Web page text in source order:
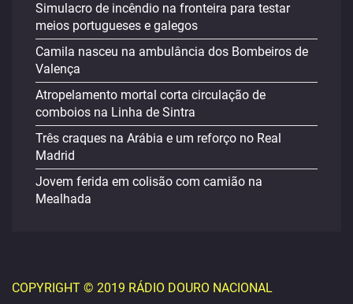
Simulacro de incêndio na fronteira para testar
meios portugueses e galegos
Camila nasceu na ambulância dos Bombeiros de
Valença
Atropelamento mortal corta circulação de
comboios na Linha de Sintra
Três craques na Arábia e um reforço no Real
Madrid
Jovem ferida em colisão com camião na
Mealhada
COPYRIGHT © 2019 RÁDIO DOURO NACIONAL